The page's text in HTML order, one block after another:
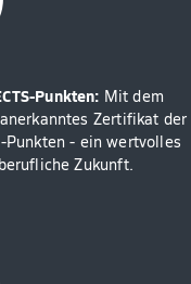
Punkten: Mit dem
Zertifikat der
Punkten - ein wertvolles
Zukunft.